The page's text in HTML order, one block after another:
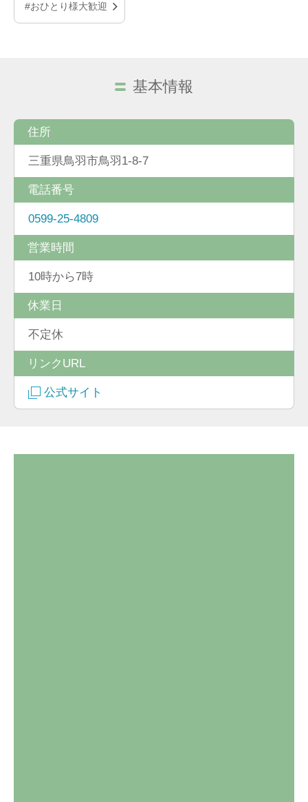
#おひとり様大歓迎
基本情報
住所
三重県鳥羽市鳥羽1-8-7
電話番号
0599-25-4809
営業時間
10時から7時
休業日
不定休
リンクURL
公式サイト